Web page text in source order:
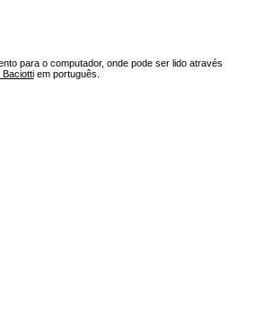
para o computador, onde pode ser lido através
Baciottiem português.